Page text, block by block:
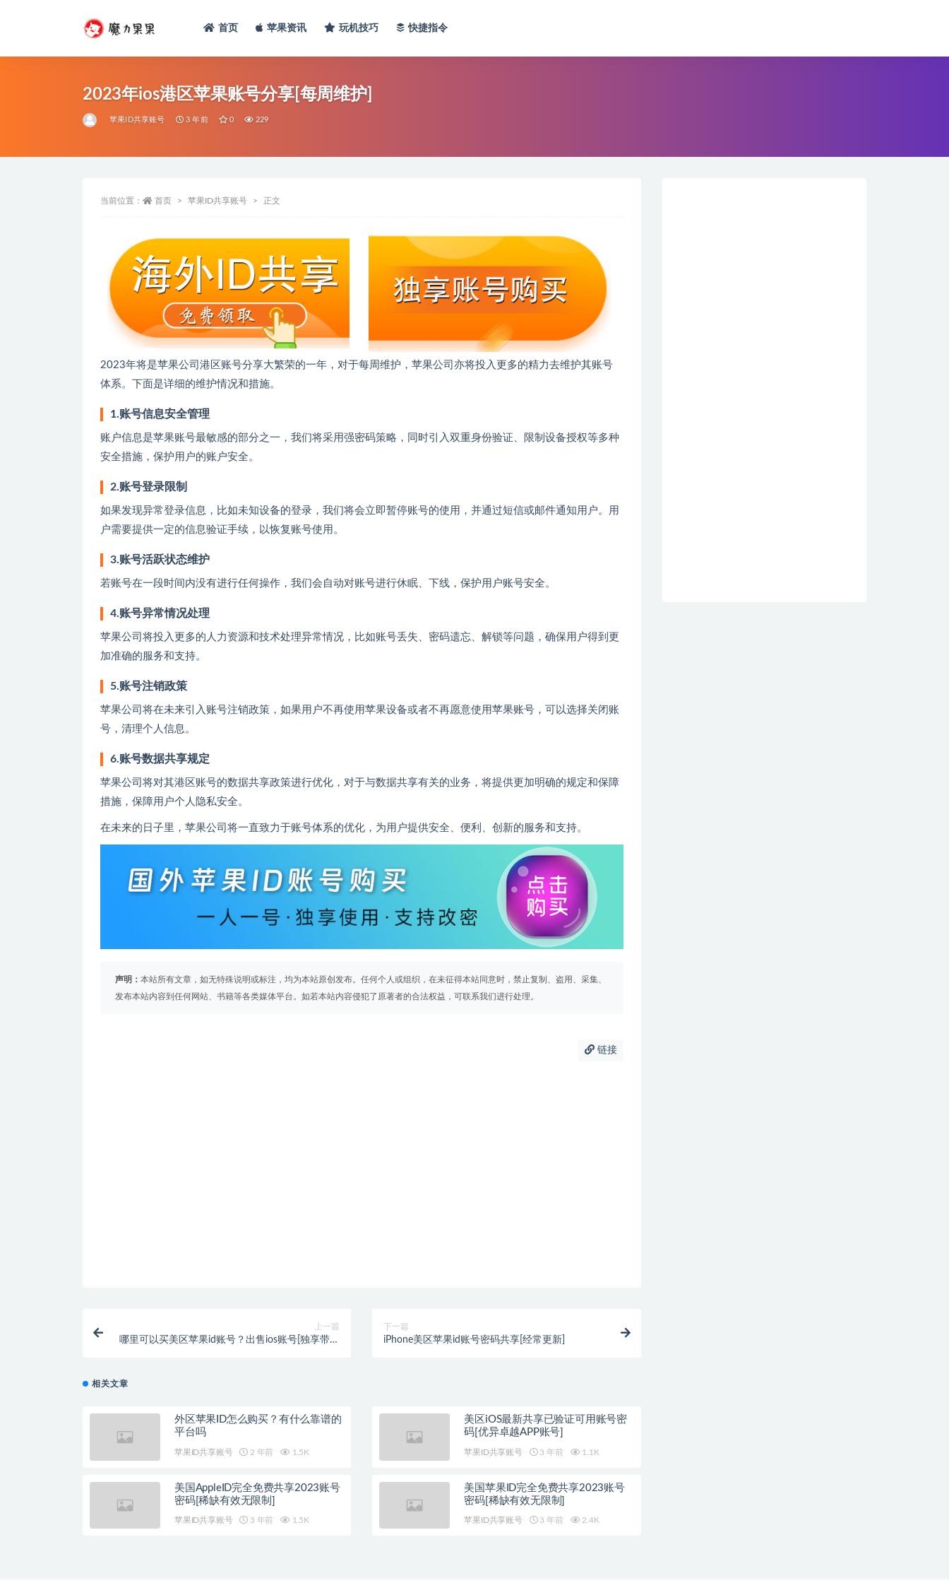
首页 苹果资讯 玩机技巧 快捷指令
2023年ios港区苹果账号分享[每周维护]
苹果ID共享账号 3 年前 0 229
当前位置： 首页 苹果ID共享账号 正文
2023年将是苹果公司港区账号分享大繁荣的一年，对于每周维护，苹果公司亦将投入更多的精力去维护其账号
体系。下面是详细的维护情况和措施。
1.账号信息安全管理
账户信息是苹果账号最敏感的部分之一，我们将采用强密码策略，同时引入双重身份验证、限制设备授权等多种
安全措施，保护用户的账户安全。
2.账号登录限制
如果发现异常登录信息，比如未知设备的登录，我们将会立即暂停账号的使用，并通过短信或邮件通知用户。用
户需要提供一定的信息验证手续，以恢复账号使用。
3.账号活跃状态维护
若账号在一段时间内没有进行任何操作，我们会自动对账号进行休眠、下线，保护用户账号安全。
4.账号异常情况处理
苹果公司将投入更多的人力资源和技术处理异常情况，比如账号丢失、密码遗忘、解锁等问题，确保用户得到更
加准确的服务和支持。
5.账号注销政策
苹果公司将在未来引入账号注销政策，如果用户不再使用苹果设备或者不再愿意使用苹果账号，可以选择关闭账
号，清理个人信息。
6.账号数据共享规定
苹果公司将对其港区账号的数据共享政策进行优化，对于与数据共享有关的业务，将提供更加明确的规定和保障
措施，保障用户个人隐私安全。
在未来的日子里，苹果公司将一直致力于账号体系的优化，为用户提供安全、便利、创新的服务和支持。
声明： 本站所有文章，如无特殊说明或标注，均为本站原创发布。任何个人或组织，在未征得本站同意时，禁止复制、盗用、采集、
发布本站内容到任何网站、书籍等各类媒体平台。如若本站内容侵犯了原著者的合法权益，可联系我们进行处理。
链接
上一篇
哪里可以买美区苹果id账号？出售ios账号[独享带密
下一篇
iPhone美区苹果id账号密码共享[经常更新]
相关文章
外区苹果ID怎么购买？有什么靠谱的
平台吗
苹果ID共享账号 2 年前 1.5K
美区iOS最新共享已验证可用账号密
码[优异卓越APP账号]
苹果ID共享账号 3 年前 1.1K
美国AppleID完全免费共享2023账号
密码[稀缺有效无限制]
苹果ID共享账号 3 年前 1.5K
美国苹果ID完全免费共享2023账号
密码[稀缺有效无限制]
苹果ID共享账号 3 年前 2.4K